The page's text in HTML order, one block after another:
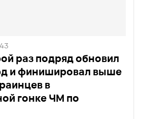
раз подряд обновил
и финишировал выше
в
гонке ЧМ по